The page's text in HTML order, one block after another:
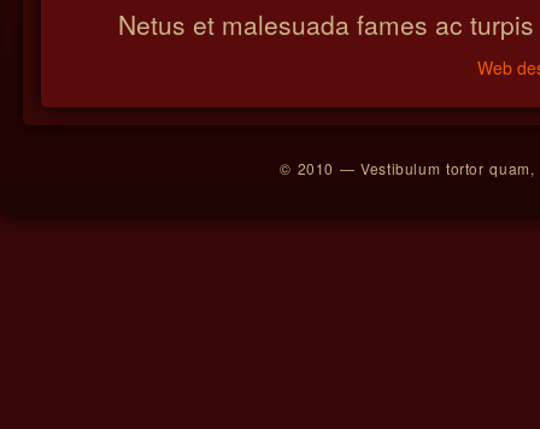
Netus et malesuada fames ac
Web
© 2010 — Vestibulum tortor